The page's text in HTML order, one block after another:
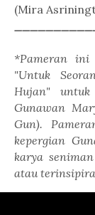
(Mira
*Pameran ini
"Untuk
Hujan" untuk
Gunawan
Gun).
kepergian
karya
atau